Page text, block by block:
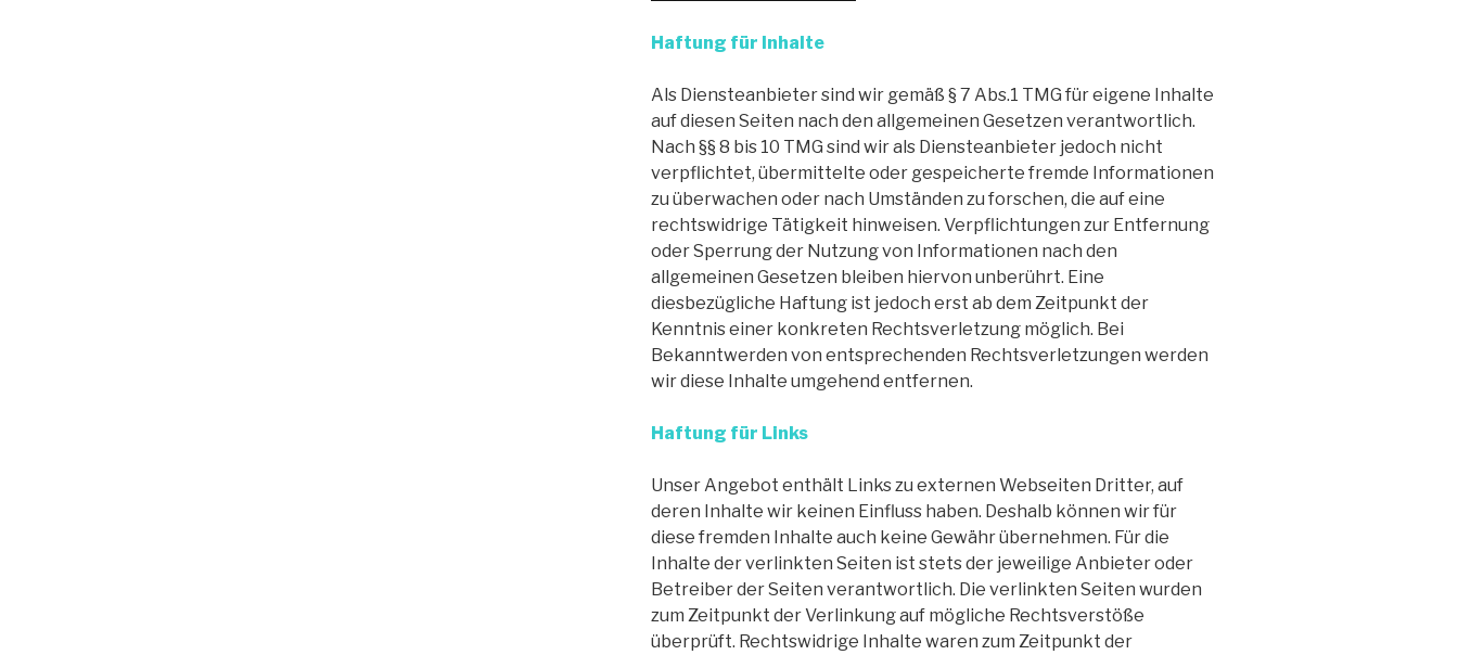
Haftung für Inhalte
Als Diensteanbieter sind wir gemäß § 7 Abs.1 TMG für eigene Inhalte
auf diesen Seiten nach den allgemeinen Gesetzen verantwortlich.
Nach §§ 8 bis 10 TMG sind wir als Diensteanbieter jedoch nicht
verpflichtet, übermittelte oder gespeicherte fremde Informationen
zu überwachen oder nach Umständen zu forschen, die auf eine
rechtswidrige Tätigkeit hinweisen. Verpflichtungen zur Entfernung
oder Sperrung der Nutzung von Informationen nach den
allgemeinen Gesetzen bleiben hiervon unberührt. Eine
diesbezügliche Haftung ist jedoch erst ab dem Zeitpunkt der
Kenntnis einer konkreten Rechtsverletzung möglich. Bei
Bekanntwerden von entsprechenden Rechtsverletzungen werden
wir diese Inhalte umgehend entfernen.
Haftung für Links
Unser Angebot enthält Links zu externen Webseiten Dritter, auf
deren Inhalte wir keinen Einfluss haben. Deshalb können wir für
diese fremden Inhalte auch keine Gewähr übernehmen. Für die
Inhalte der verlinkten Seiten ist stets der jeweilige Anbieter oder
Betreiber der Seiten verantwortlich. Die verlinkten Seiten wurden
zum Zeitpunkt der Verlinkung auf mögliche Rechtsverstöße
überprüft. Rechtswidrige Inhalte waren zum Zeitpunkt der